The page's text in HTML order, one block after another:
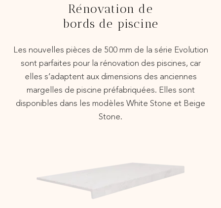
Rénovation de
bords de piscine
Les nouvelles pièces de 500 mm de la série Evolution
sont parfaites pour la rénovation des piscines, car
elles s’adaptent aux dimensions des anciennes
margelles de piscine préfabriquées. Elles sont
disponibles dans les modèles White Stone et Beige
Stone.